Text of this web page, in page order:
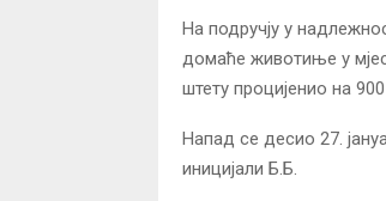
На подручју у
домаће животиње у
штету процијенио на
Напад се десио 27.
иницијали Б.Б.